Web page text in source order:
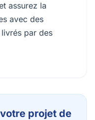
assurez la
avec des
par des
projet de